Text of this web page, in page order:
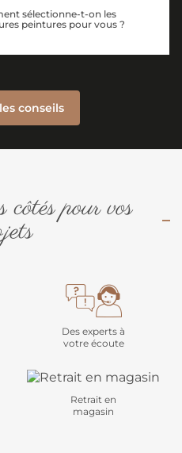
sélectionne-t-on les
peintures pour vous ?
conseils
pour vos
Des experts à
votre écoute
Retrait en
magasin